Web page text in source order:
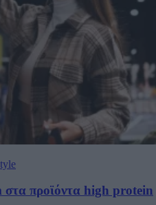
προϊόντα high protein